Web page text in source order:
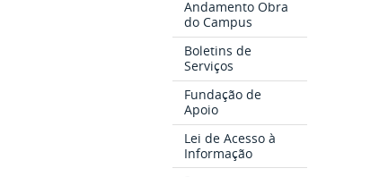
Andamento Obra
do Campus
Boletins de
Serviços
Fundação de
Apoio
Lei de Acesso à
Informação